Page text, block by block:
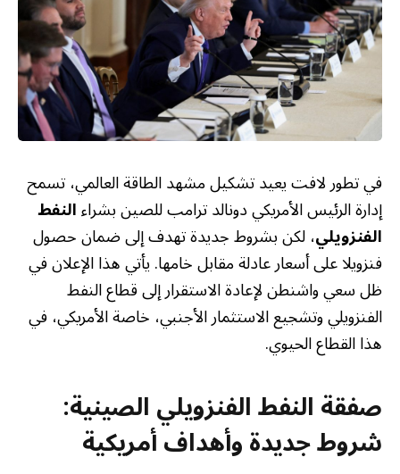
في تطور لافت يعيد تشكيل مشهد الطاقة العالمي، تسمح
إدارة الرئيس الأمريكي دونالد ترامب للصين بشراءالنفط
الفنزويلي، لكن بشروط جديدة تهدف إلى ضمان حصول
فنزويلا على أسعار عادلة مقابل خامها. يأتي هذا الإعلان في
ظل سعي واشنطن لإعادة الاستقرار إلى قطاع النفط
الفنزويلي وتشجيع الاستثمار الأجنبي، خاصة الأمريكي، في
هذا القطاع الحيوي.
صفقة النفط الفنزويلي الصينية:
شروط جديدة وأهداف أمريكية